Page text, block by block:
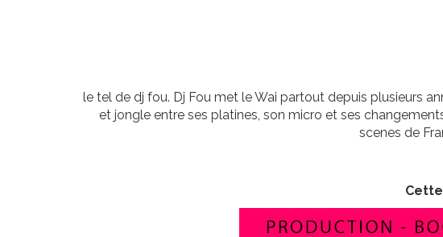
le tel de dj fou. Dj Fou met le Wai partout depuis plusieurs
et jongle entre ses platines, son micro et ses
scenes de